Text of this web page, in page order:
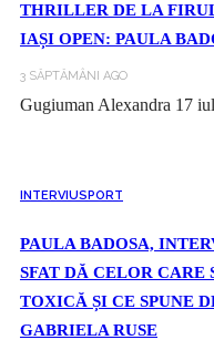
THRILLER DE LA
IAȘI OPEN: PAULA
3 SĂPTĂMÂNI AGO
Gugiuman Alexandra 17
INTERVIUSPORT
PAULA BADOSA,
SFAT DĂ CELOR
TOXICĂ ȘI CE SPUNE
GABRIELA RUSE